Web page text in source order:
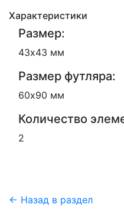
Характеристики
Размер:
43х43 мм
Размер футляра:
60х90 мм
Количество
2
← Назад в раздел